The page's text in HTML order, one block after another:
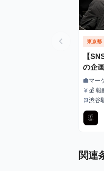
chevron_left 東京都
【
の企
職種
workマー
給与
currency_yen💰
🔹 家
る or
最寄駅
train渋谷
関連